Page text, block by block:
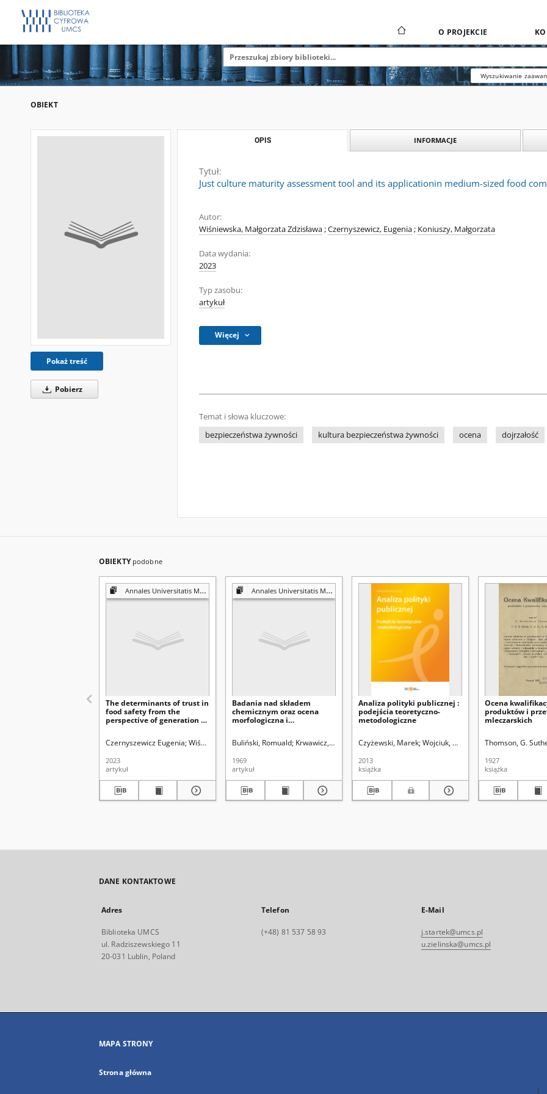
O PROJEKCIE
Wyszukiwanie
OBIEKT
Pokaż treść
Pobierz
OPIS INFORMACJE
Tytuł:
Just culture maturity assessment tool and its applicationin medium-sized food
Autor:
Wiśniewska, Małgorzata Zdzisława;Czernyszewicz, Eugenia; Koniuszy, Małgorzata
Data wydania:
2023
Typ zasobu:
artykuł
Więcej
Temat i słowa kluczowe:
bezpieczeństwa żywności
kultura bezpieczeństwa żywności ocena dojrzałość
OBIEKTY podobne
Annales Universitatis Mariae Curie-Skłodowska. Sectio H, Oeconomia
The determinants of trust in
food safety from the
perspective of generation Z
Czernyszewicz Eugenia Wiśniewska Małgorzata Zdzisława
2023
artykuł
Annales Universitatis Mariae Curie-Skłodowska. Sectio D, Medicina
Badania nad składem
chemicznym oraz ocena
morfologiczna i
Buliński, Romuald Krwawicz, Tadeusz (1910-1988). Redaktor sekcji
1969
artykuł
Analiza polityki publicznej :
podejścia teoretyczno-
metodologiczne
Czyżewski, Marek Wojciuk, Anna. Red.
2013
książka
Ocena
produktów i
mleczarskich
Thomson, G.
1927
książka
DANE KONTAKTOWE
Adres
Biblioteka UMCS
ul. Radziszewskiego 11
20-031 Lublin, Poland
Telefon
(+48) 81 537 58 93
E-Mail
j.startek@umcs.pl
u.zielinska@umcs.pl
MAPA STRONY
Strona główna